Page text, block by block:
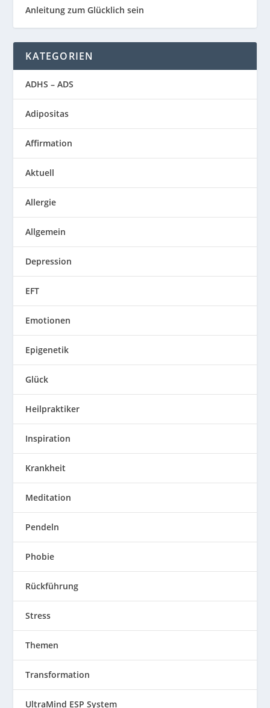
Anleitung zum Glücklich sein
KATEGORIEN
ADHS – ADS
Adipositas
Affirmation
Aktuell
Allergie
Allgemein
Depression
EFT
Emotionen
Epigenetik
Glück
Heilpraktiker
Inspiration
Krankheit
Meditation
Pendeln
Phobie
Rückführung
Stress
Themen
Transformation
UltraMind ESP System